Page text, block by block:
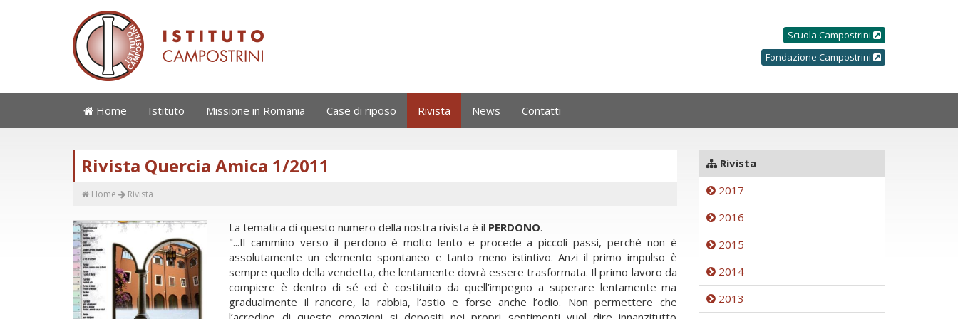
Scuola Campostrini
Fondazione Campostrini
Home Istituto Missione in Romania Case di riposo Rivista News Contatti
Rivista Quercia Amica 1/2011
Home Rivista
La tematica di questo numero della nostra rivista è il PERDONO.
"...Il cammino verso il perdono è molto lento e procede a piccoli passi, perché non è
assolutamente un elementospontaneo e tanto meno istintivo. Anzi il primo impulso è
sempre quello della vendetta, che lentamente dovràessere trasformata. Il primo lavoro da
compiere è dentro di sé ed è costituito da quell’impegno a superare lentamente ma
gradualmente il rancore, la rabbia, l’astio e forse anche l’odio. Non permettere che
Rivista
2017
2016
2015
2014
2013